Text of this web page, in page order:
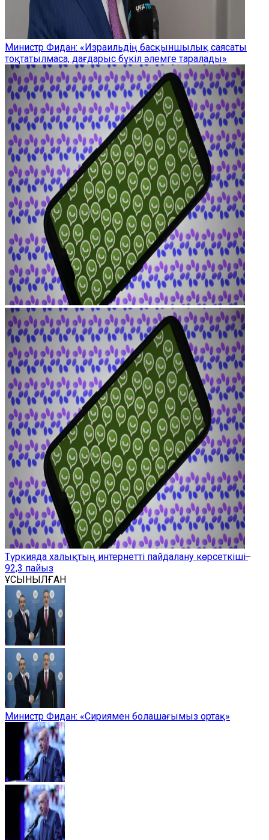
Министр Фидан: «Израильдің басқыншылық саясаты
тоқтатылмаса, дағдарыс бүкіл әлемге таралады»
Түркияда халықтың интернетті пайдалану көрсеткіші ̶
92,3 пайыз
ҰСЫНЫЛҒАН
Министр Фидан: «Сириямен болашағымыз ортақ»